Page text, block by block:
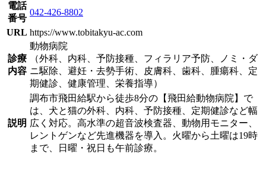
電話
番号
042-426-8802
URL https://www.tobitakyu-ac.com
診療
内容
動物病院
（外科、内科、予防接種、フィラリア予防、ノミ・ダ
ニ駆除、避妊・去勢手術、皮膚科、歯科、腫瘍科、定
期健診、健康管理、栄養指導）
説明
調布市飛田給駅から徒歩8分の【飛田給動物病院】で
は、犬と猫の外科、内科、予防接種、定期健診など幅
広く対応。高水準の超音波検査器、動物用モニター、
レントゲンなど先進機器を導入。火曜から土曜は19時
まで、日曜・祝日も午前診療。